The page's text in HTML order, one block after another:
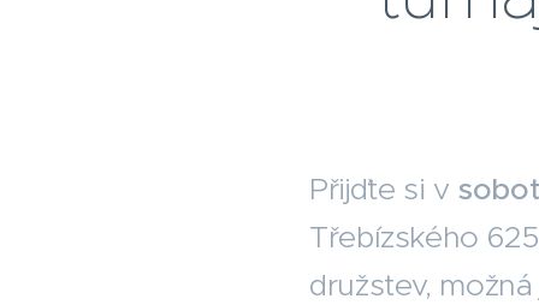
Přijďte si v
Třebízského
družstev,